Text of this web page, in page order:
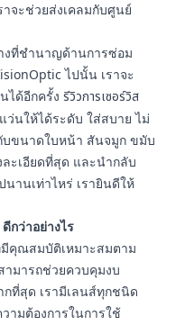
จะช่วยส่งเคลมกับศูนย์
งที่ชำนาญด้านการซ่อม
ไปนั้น เราจะ
ได้อีกครั้ง รีวิวการเซอร์วิส
นให้ได้ระดับ ใส่สบาย ไม่
บขนาดใบหน้า สันจมูก ขมับ
ะเอียดที่สุด และนำกลับ
นานเท่าไหร่ เรายินดีให้
กว่าอย่างไร
มีคุณสมบัติเหมาะสมตาม
มารถช่วยควบคุมงบ
ที่สุด เรามีเลนส์ทุกชนิด
ามต้องการในการใช้